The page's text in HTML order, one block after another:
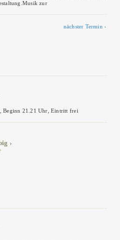
zur
nächster Termin
Beginn 21.21 Uhr, Eintritt frei